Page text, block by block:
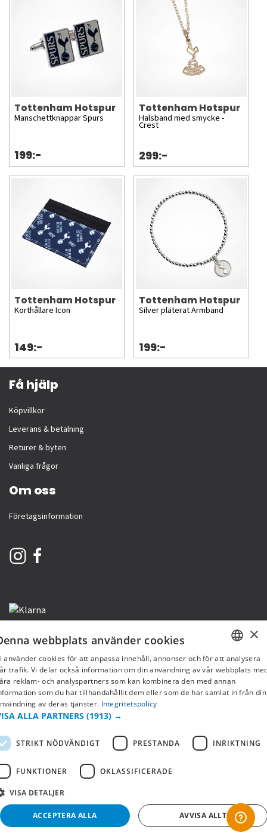
Tottenham Hotspur
Manschettknappar Spurs
199:-
Tottenham Hotspur
Halsband med smycke -
Crest
299:-
Tottenham Hotspur
Korthållare Icon
149:-
Tottenham Hotspur
Silver pläterat Armband
199:-
Få hjälp
Köpvillkor
Leverans & betalning
Returer & byten
Vanliga frågor
Om oss
Företagsinformation
Copyright © 2019 This site is Licensed to 377 Sport AB Integritetspolicy Cookies
SWEDISH
FI
×
webbplats använder cookies
använder cookies för att anpassa innehåll, annonser och för att analysera
trafik. Vi delar också information om din användning av vår webbplats
reklam- och analyspartners som kan kombinera den med annan
som du har tillhandahållit dem eller som de har samlat in från din
av deras tjänster. Integritetspolicy
ALLA PARTNERS (1913) →
STRIKT NÖDVÄNDIGT PRESTANDA INRIKTNING
FUNKTIONER OKLASSIFICERADE
VISA DETALJER
ACCEPTERA ALLA AVVISA ALLT